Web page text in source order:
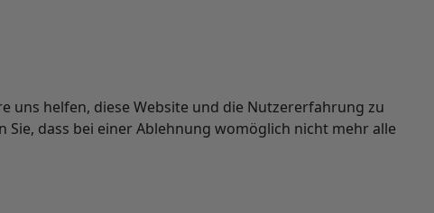
uns helfen, diese Website und die Nutzererfahrung zu
Sie, dass bei einer Ablehnung womöglich nicht mehr alle